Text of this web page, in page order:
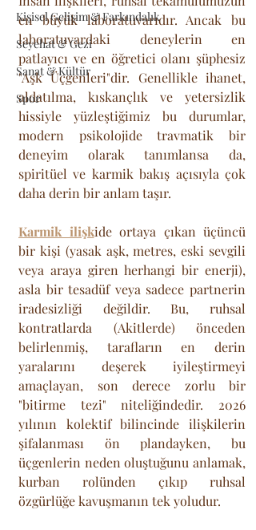
Kişisel Gelişim & Farkındalık
Seyehat & Gezi
Sanat & Kültür
Spor
en büyük laboratuvarıdır. Ancak bu
laboratuvardaki deneylerin en
patlayıcı ve en öğretici olanı şüphesiz
"Aşk Üçgenleri"dir. Genellikle ihanet,
aldatılma, kıskançlık ve yetersizlik
hissiyle yüzleştiğimiz bu durumlar,
modern psikolojide travmatik bir
deneyim olarak tanımlansa da,
spiritüel ve karmik bakış açısıyla çok
daha derin bir anlam taşır.
Karmik ilişkide ortaya çıkan üçüncü
bir kişi (yasak aşk, metres, eski sevgili
veya araya giren herhangi bir enerji),
asla bir tesadüf veya sadece partnerin
iradesizliği değildir. Bu, ruhsal
kontratlarda (Akitlerde) önceden
belirlenmiş, tarafların en derin
yaralarını deşerek iyileştirmeyi
amaçlayan, son derece zorlu bir
"bitirme tezi" niteliğindedir. 2026
yılının kolektif bilincinde ilişkilerin
şifalanması ön plandayken, bu
üçgenlerin neden oluştuğunu anlamak,
kurban rolünden çıkıp ruhsal
özgürlüğe kavuşmanın tek yoludur.